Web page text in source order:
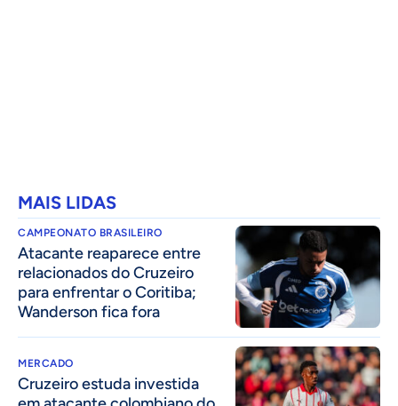
MAIS LIDAS
CAMPEONATO BRASILEIRO
Atacante reaparece entre
relacionados do Cruzeiro
para enfrentar o Coritiba;
Wanderson fica fora
MERCADO
Cruzeiro estuda investida